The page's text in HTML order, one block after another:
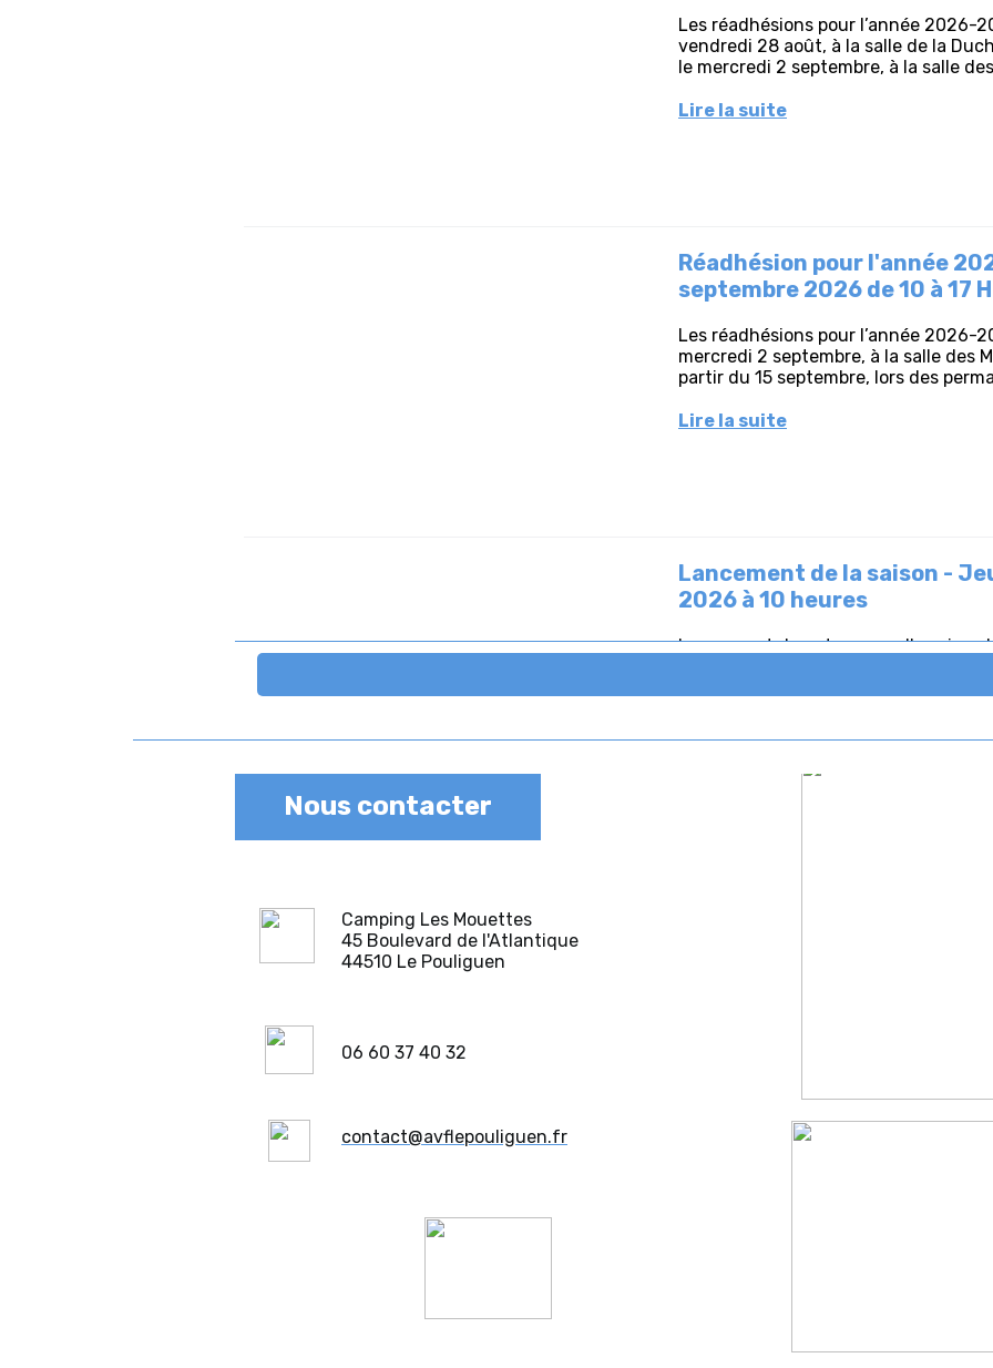
Nous contacter
Camping Les Mouettes
45 Boulevard de l'Atlantique
44510 Le Pouliguen
06 60 37 40 32
contact@avflepouliguen.fr